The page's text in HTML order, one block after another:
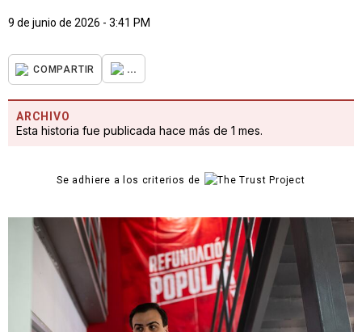
9 de junio de 2026 - 3:41 PM
COMPARTIR ...
ARCHIVO
Esta historia fue publicada hace más de 1 mes.
Se adhiere a los criterios de